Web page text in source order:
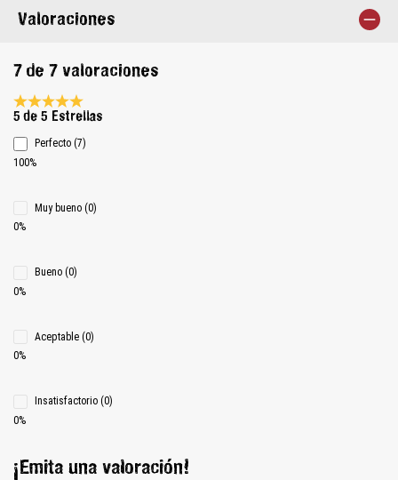
Valoraciones
7 de 7 valoraciones
Calificación promedio de 5 de 5 estrellas
5 de 5 Estrellas
Perfecto (7)
100%
Muy bueno (0)
0%
Bueno (0)
0%
Aceptable (0)
0%
Insatisfactorio (0)
0%
¡Emita una valoración!